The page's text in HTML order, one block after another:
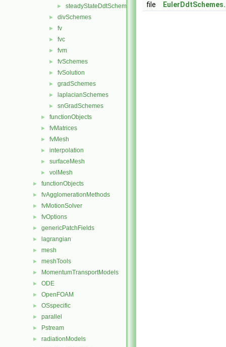
► steadyStateDdtScheme
► divSchemes
► fv
► fvc
► fvm
► fvSchemes
► fvSolution
► gradSchemes
► laplacianSchemes
► snGradSchemes
► functionObjects
► fvMatrices
► fvMesh
► interpolation
► surfaceMesh
► volMesh
► functionObjects
► fvAgglomerationMethods
► fvMotionSolver
► fvOptions
► genericPatchFields
► lagrangian
► mesh
► meshTools
► MomentumTransportModels
► ODE
► OpenFOAM
► OSspecific
► parallel
► Pstream
► radiationModels
file